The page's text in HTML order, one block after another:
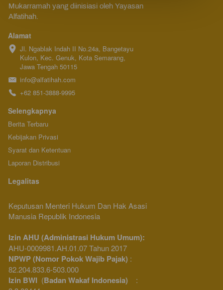
Mukarramah yang diinisiasi oleh Yayasan
Alfatihah.
Alamat
Jl. Ngablak Indah II No.24a, Bangetayu
Kulon, Kec. Genuk, Kota Semarang,
Jawa Tengah 50115
info@alfatihah.com
+62 851-3888-9995
Selengkapnya
Berita Terbaru
Kebijakan Privasi
Syarat dan Ketentuan
Laporan Distribusi
Legalitas
Keputusan Menteri Hukum Dan Hak Asasi
Manusia Republik Indonesia
AHU-0009981.AH.01.07 Tahun 2017
NPWP (Nomor Pokok Wajib Pajak) :
82.204.833.6-503.000
Izin BWI
  (
Badan Wakaf Indonesia)
    :